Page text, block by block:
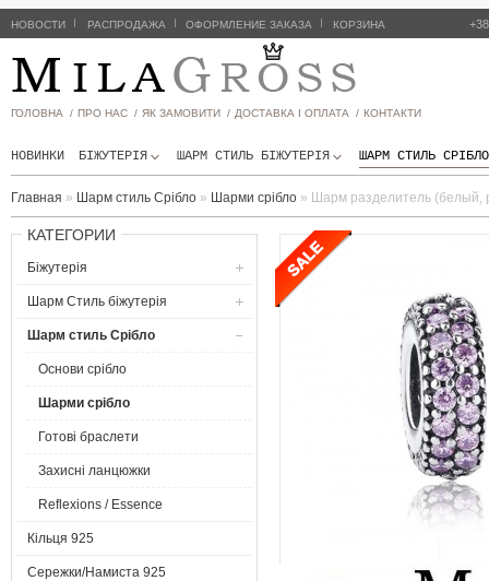
НОВОСТИ РАСПРОДАЖА ОФОРМЛЕНИЕ ЗАКАЗА КОРЗИНА
ГОЛОВНА / ПРО НАС / ЯК ЗАМОВИТИ / ДОСТАВКА І ОПЛАТА / КОНТАКТИ
НОВИНКИ БІЖУТЕРІЯ ШАРМ СТИЛЬ БIЖУТЕРIЯ ШАРМ СТИЛЬ СРІБЛО
Главная » Шарм стиль Срібло » Шарми срібло » Шарм разделитель (белый,
КАТЕГОРИИ
Біжутерія
Шарм Стиль бiжутерiя
Шарм стиль Срібло
Основи срібло
Шарми срібло
Готові браслети
Захисні ланцюжки
Reflexions / Essence
Кільця 925
Сережки/Намиста 925